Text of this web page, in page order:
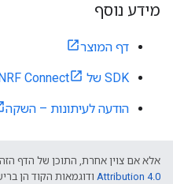
מידע נוסף
דף המוצר
SDK של NRF Connect
הודעה לעיתונות – השקה
אלא אם צוין אחרת, התוכן של הדף הזה
Attribution 4.0‏ ודוגמאות הקוד הן